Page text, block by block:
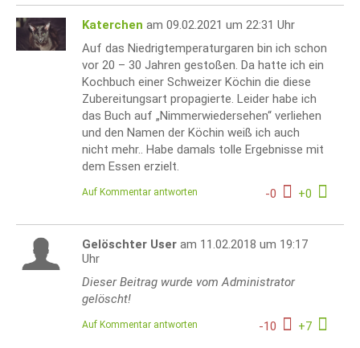
Katerchen am 09.02.2021 um 22:31 Uhr
Auf das Niedrigtemperaturgaren bin ich schon
vor 20 – 30 Jahren gestoßen. Da hatte ich ein
Kochbuch einer Schweizer Köchin die diese
Zubereitungsart propagierte. Leider habe ich
das Buch auf „Nimmerwiedersehen“ verliehen
und den Namen der Köchin weiß ich auch
nicht mehr.. Habe damals tolle Ergebnisse mit
dem Essen erzielt.
-0 +0
Auf Kommentar antworten
Gelöschter User am 11.02.2018 um 19:17
Uhr
Dieser Beitrag wurde vom Administrator
gelöscht!
-10 +7
Auf Kommentar antworten